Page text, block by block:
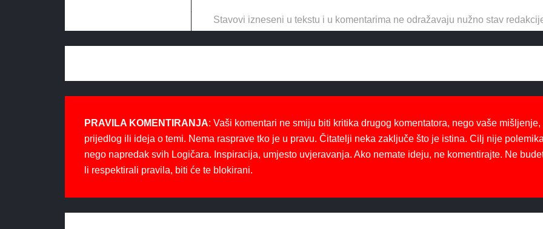
Stavovi izneseni u tekstu i u komentarima ne odražavaju nužno stav
PRAVILA KOMENTIRANJA: Vaši komentari ne smiju biti kritika drugog komentatora, nego vaše mišljenje,
prijedlog ili ideja o temi. Nema rasprave tko je u pravu. Čitatelji neka zaključe što je istina. Cilj nije
nego napredak svih Logičara. Inspiracija, umjesto uvjeravanja. Ako nemate ideju, ne komentirajte. Ne
li respektirali pravila, biti će te blokirani.